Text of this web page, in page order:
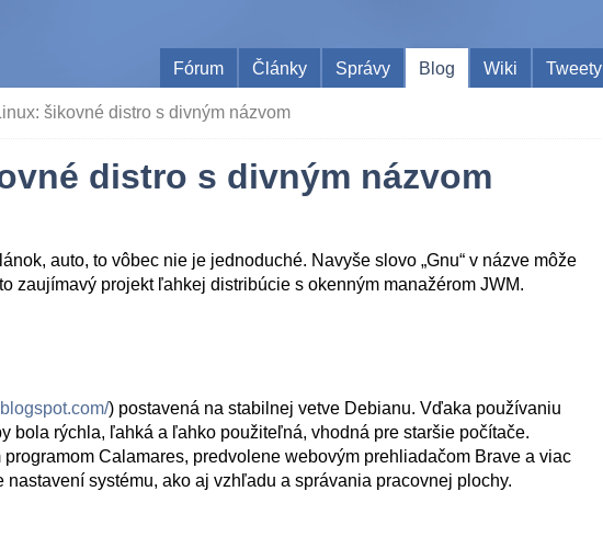
Fórum
Články Správy Blog Wiki Tweety
šikovné distro s divným názvom
distro s divným názvom
auto, to vôbec nie je jednoduché. Navyše slovo „Gnu“ v názve môže
zaujímavý projekt ľahkej distribúcie s okenným manažérom JWM.
) postavená na stabilnej vetve Debianu. Vďaka používaniu
bola rýchla, ľahká a ľahko použiteľná, vhodná pre staršie počítače.
Calamares, predvolene webovým prehliadačom Brave a viac
nastavení systému, ako aj vzhľadu a správania pracovnej plochy.